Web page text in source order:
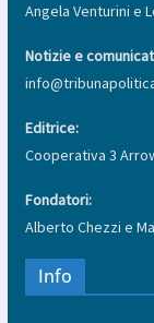
Angela Venturini e
Notizie e
Editrice:
Cooperativa 3
Fondatori:
Alberto Chezzi e
Info